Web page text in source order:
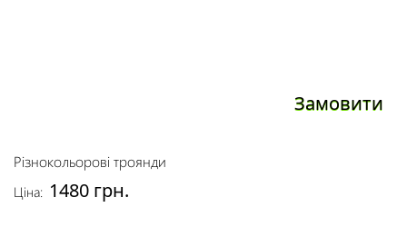
Замовити
Різнокольорові троянди
Ціна: 1480 грн.